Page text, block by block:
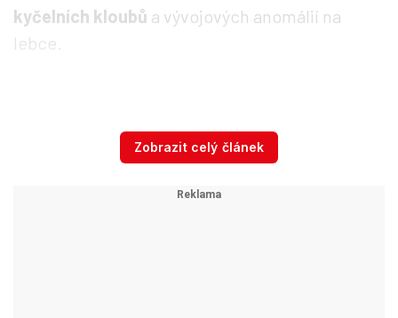
kyčelních kloubů a vývojových anomálií na
lebce.
Buldočci se permanentně dusí
Původně se jednotlivá plemena psů vybírala
Zobrazit celý článek